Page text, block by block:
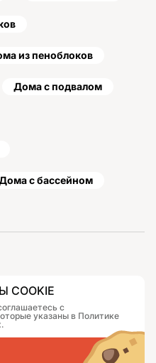
из пеноблоков
Дома с подвалом
с бассейном
заказать
с
указаны в Политике